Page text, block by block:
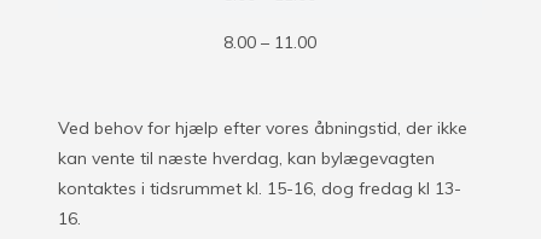
8.00 – 11.00
Ved behov for hjælp efter vores åbningstid, der ikke
kan vente til næste hverdag, kan bylægevagten
kontaktes i tidsrummet kl. 15-16, dog fredag kl 13-
16.